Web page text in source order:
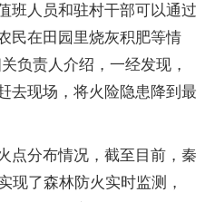
班人员和驻村干部可以通过
民在田园里烧灰积肥等情
负责人介绍，一经发现，
去现场，将火险隐患降到最
点分布情况，截至目前，秦
现了森林防火实时监测，